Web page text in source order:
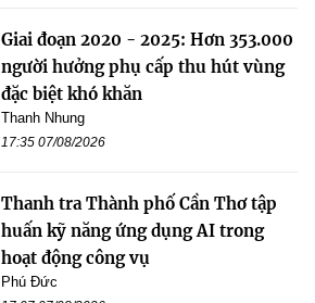
Giai đoạn 2020 - 2025: Hơn 353.000
người hưởng phụ cấp thu hút vùng
đặc biệt khó khăn
Thanh Nhung
17:35 07/08/2026
Thanh tra Thành phố Cần Thơ tập
huấn kỹ năng ứng dụng AI trong
hoạt động công vụ
Phú Đức